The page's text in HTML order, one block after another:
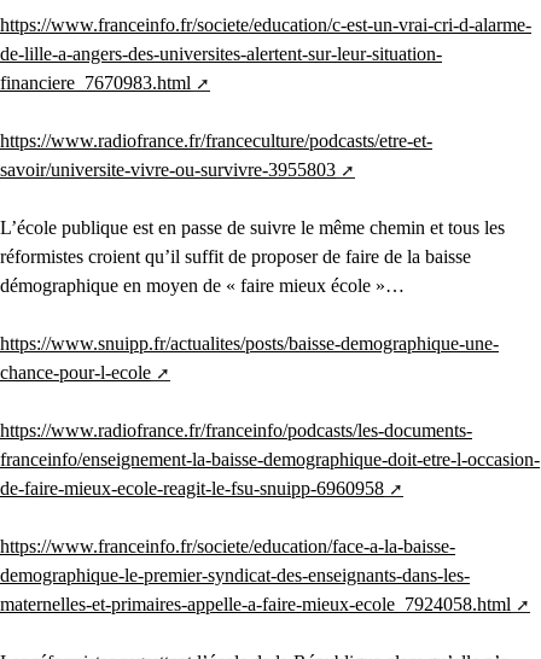
https://www.franceinfo.fr/societe/education/c-est-un-vrai-cri-d-alarme-
de-lille-a-angers-des-universites-alertent-sur-leur-situation-
financiere_7670983.html
https://www.radiofrance.fr/franceculture/podcasts/etre-et-
savoir/universite-vivre-ou-survivre-3955803
L’école publique est en passe de suivre le même chemin et tous les
réformistes croient qu’il suffit de proposer de faire de la baisse
démographique en moyen de « faire mieux école »…
https://www.snuipp.fr/actualites/posts/baisse-demographique-une-
chance-pour-l-ecole
https://www.radiofrance.fr/franceinfo/podcasts/les-documents-
franceinfo/enseignement-la-baisse-demographique-doit-etre-l-occasion-
de-faire-mieux-ecole-reagit-le-fsu-snuipp-6960958
https://www.franceinfo.fr/societe/education/face-a-la-baisse-
demographique-le-premier-syndicat-des-enseignants-dans-les-
maternelles-et-primaires-appelle-a-faire-mieux-ecole_7924058.html